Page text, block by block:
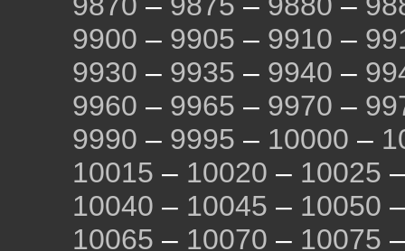
9900 – 9905 – 9910 –
9930 – 9935 – 9940 –
9960 – 9965 – 9970 –
9990 – 9995 – 10000 –
10015 – 10020 – 10025
10040 – 10045 – 10050
10065 – 10070 – 10075